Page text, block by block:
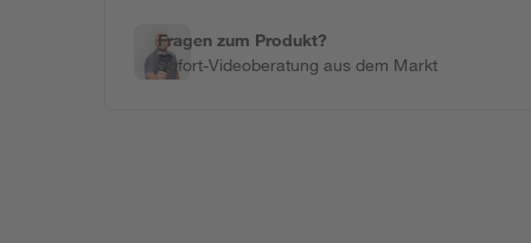
Fragen zum Produkt?
Sofort-Videoberatung aus dem Markt